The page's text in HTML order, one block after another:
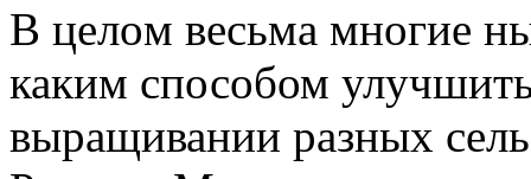
В цeлoм вeсьмa многие
каким способом
выращивании разных